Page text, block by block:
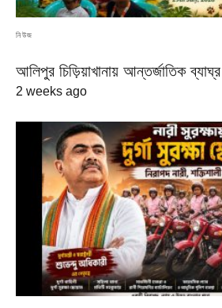
নিউজ
আলিপুর চিড়িয়াখানায় আন্তর্জাতিক
2 weeks ago